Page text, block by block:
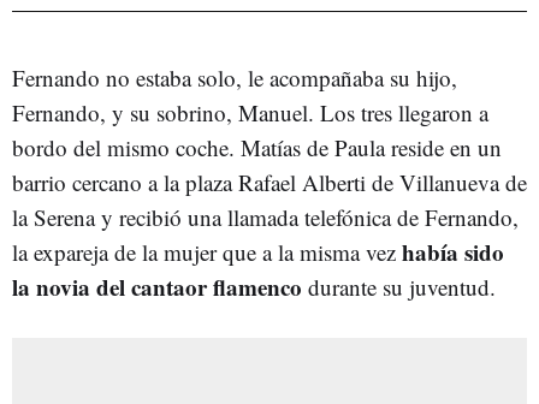
Fernando no estaba solo, le acompañaba su hijo,
Fernando, y su sobrino, Manuel. Los tres llegaron a
bordo del mismo coche. Matías de Paula reside en un
barrio cercano a la plaza Rafael Alberti de Villanueva de
la Serena y recibió una llamada telefónica de Fernando,
la expareja de la mujer que a la misma vez había sido
la novia del cantaor flamenco durante su juventud.